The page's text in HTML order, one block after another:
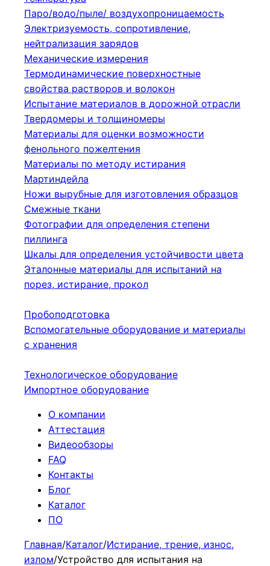
Паро/водо/пыле/ воздухопроницаемость
Электризуемость, сопротивление,
нейтрализация зарядов
Механические измерения
Термодинамические поверхностные
свойства растворов и волокон
Испытание материалов в дорожной отрасли
Твердомеры и толщиномеры
Материалы для оценки возможности
фенольного пожелтения
Материалы по методу истирания
Мартиндейла
Ножи вырубные для изготовления образцов
Смежные ткани
Фотографии для определения степени
пиллинга
Шкалы для определения устойчивости цвета
Эталонные материалы для испытаний на
порез, истирание, прокол
Пробоподготовка
Вспомогательные оборудование и материалы
с хранения
Технологическое оборудование
Импортное оборудование
О компании
Аттестация
Видеообзоры
FAQ
Контакты
Блог
Каталог
ПО
Главная/Каталог/Истирание, трение, износ,
излом/Устройство для испытания на